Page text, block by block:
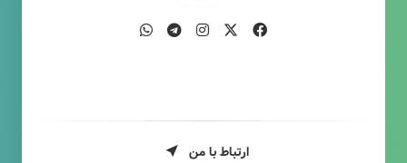
ارتباط با من